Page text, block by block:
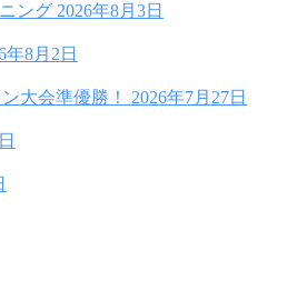
ング 2026年8月3日
年8月2日
大会準優勝！ 2026年7月27日